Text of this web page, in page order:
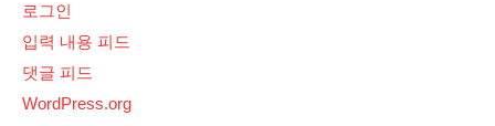
로그인
입력 내용 피드
댓글 피드
WordPress.org